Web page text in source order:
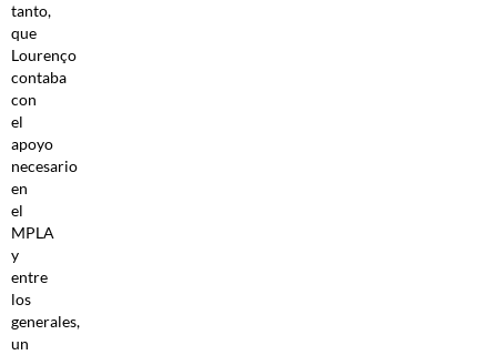
tanto,
que
Lourenço
contaba
con
el
apoyo
necesario
en
el
MPLA
y
entre
los
generales,
un